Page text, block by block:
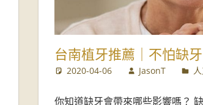
台南植牙推薦｜不怕缺
2020-04-06 JasonT
你知道缺牙會帶來哪些影響嗎？